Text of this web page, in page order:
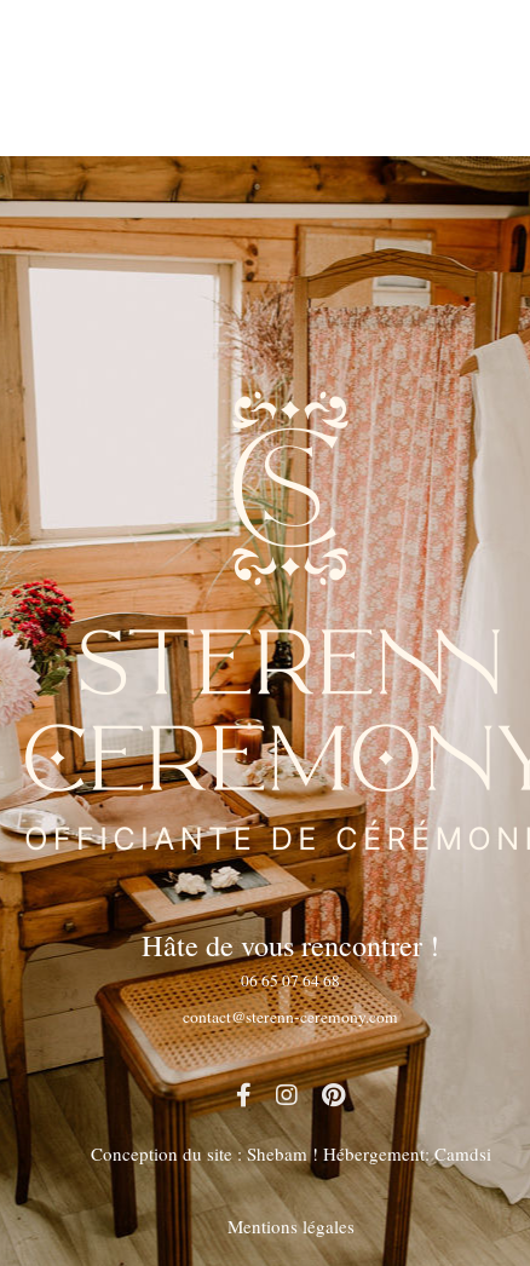
Hâte de vous rencontrer !
06 65 07 64 68
contact@sterenn-ceremony.com
Conception du site :Shebam ! Hébergement:Camdsi
Mentions légales